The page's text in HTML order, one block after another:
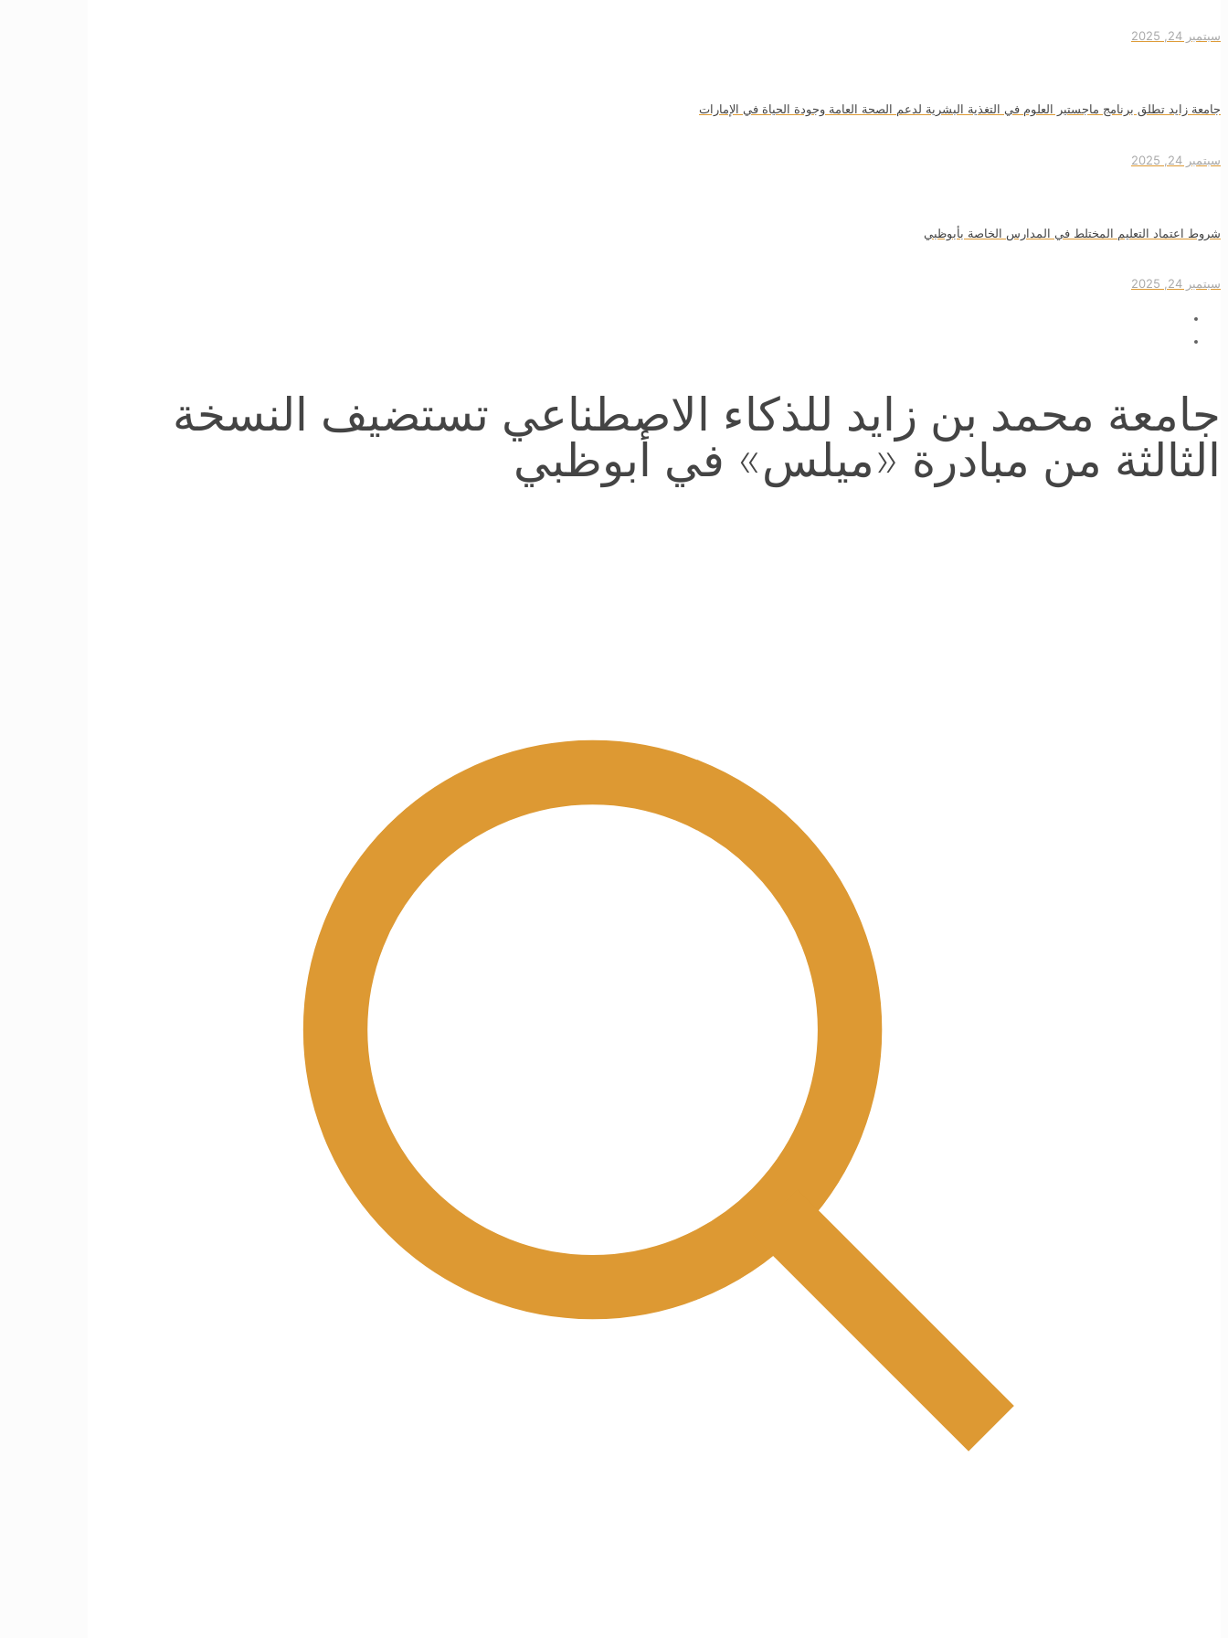
سبتمبر 24, 2025
جامعة زايد تطلق برنامج ماجستير العلوم في التغذية البشرية لدعم الصحة العامة وجودة الحياة في الإمارات
سبتمبر 24, 2025
شروط اعتماد التعليم المختلط في المدارس الخاصة بأبوظبي
سبتمبر 24, 2025
جامعة محمد بن زايد للذكاء الاصطناعي تستضيف النسخة
الثالثة من مبادرة «ميلس» في أبوظبي